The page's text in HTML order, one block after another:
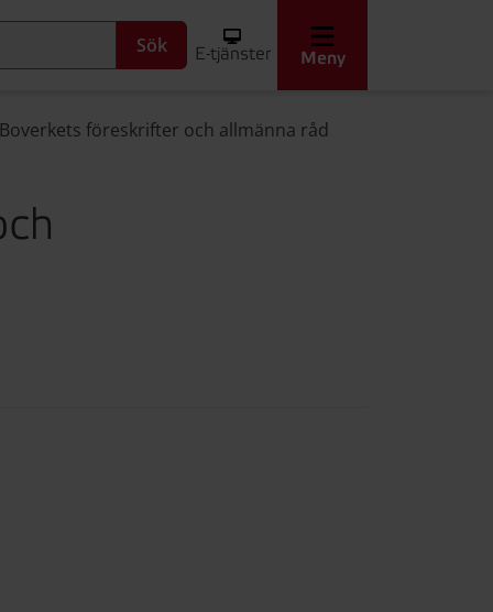
Sök E-tjänster Meny
föreskrifter och allmänna råd